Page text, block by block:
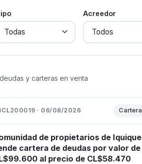
Acreedor
deudas y carteras en venta
· 06/08/2026 Cartera
de propietarios de Iquique
cartera de deudas por valor de
al precio de CL$58.470